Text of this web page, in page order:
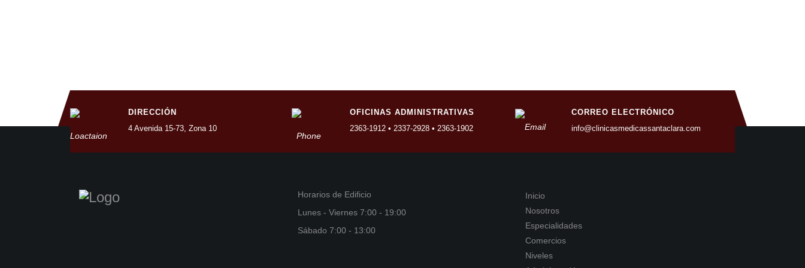
DIRECCIÓN
4 Avenida 15-73, Zona 10
OFICINAS ADMINISTRATIVAS
2363-1912 • 2337-2928 • 2363-1902
CORREO ELECTRÓNICO
info@clinicasmedicassantaclara.com
Horarios de Edificio
Lunes - Viernes 7:00 - 19:00
Sábado 7:00 - 13:00
Inicio
Nosotros
Especialidades
Comercios
Niveles